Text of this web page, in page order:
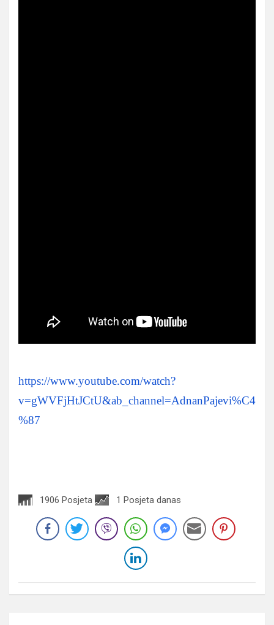
https://www.youtube.com/watch?
v=gWVFjHtJCtU&ab_channel=AdnanPajevi%C4
%87
1906 Posjeta 1 Posjeta danas